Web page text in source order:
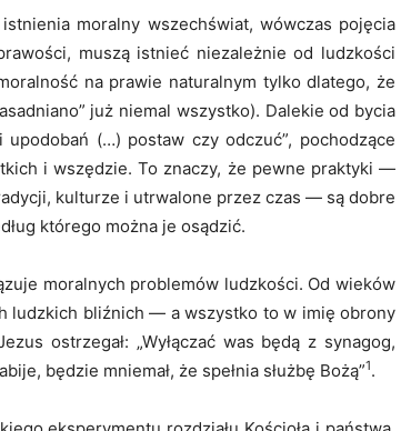
moralny wszechświat, wówczas pojęcia
muszą istnieć niezależnie od ludzkości
na prawie naturalnym tylko dlatego, że
już niemal wszystko). Dalekie od bycia
(…) postaw czy odczuć”, pochodzące
i wszędzie. To znaczy, że pewne praktyki —
kulturze i utrwalone przez czas — są dobre
którego można je osądzić.
moralnych problemów ludzkości. Od wieków
ludzkich bliźnich — a wszystko to w imię obrony
ostrzegał: „Wyłączać was będą z synagog,
będzie mniemał, że spełnia służbę Bożą”1.